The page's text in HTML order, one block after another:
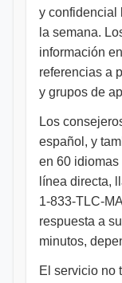
y confidencial
la semana.
información
referencias a
y grupos de
Los
español, y
en 60
línea directa,
1-833-TLC-
respuesta a
minutos,
El servicio no